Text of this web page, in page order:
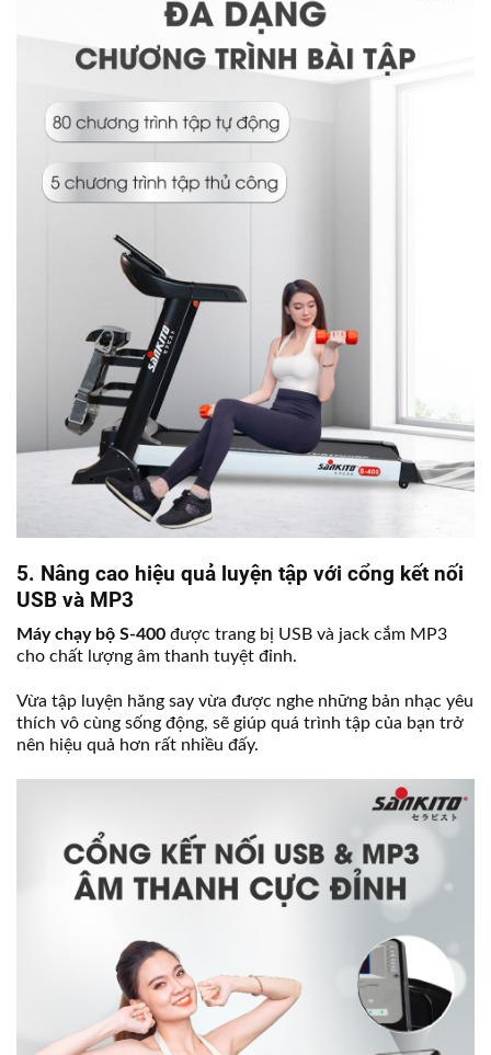
5. Nâng cao hiệu quả luyện tập với cổng kết nối
USB và MP3
Máy chạy bộ S-400 được trang bị USB và jack cắm MP3
cho chất lượng âm thanh tuyệt đỉnh.
Vừa tập luyện hăng say vừa được nghe những bản nhạc yêu
thích vô cùng sống động, sẽ giúp quá trình tập của bạn trở
nên hiệu quả hơn rất nhiều đấy.